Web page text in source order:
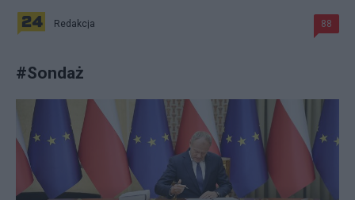
Redakcja 88
#Sondaż